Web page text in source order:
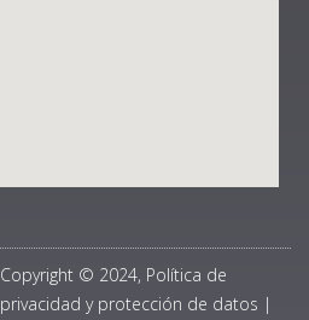
Copyright © 2024, Política de
privacidad y protección de datos |